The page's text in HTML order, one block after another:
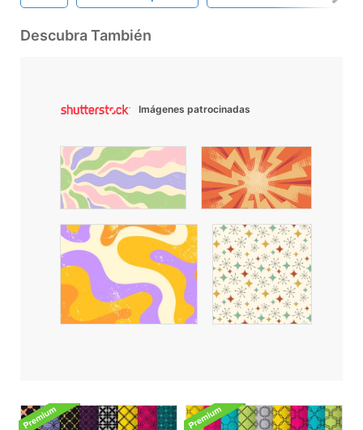
Descubra También
Imágenes patrocinadas